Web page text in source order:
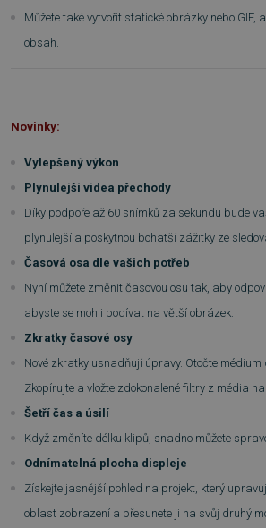
Můžete také vytvořit statické obrázky nebo GIF,
obsah.
Novinky:
Vylepšený výkon
Plynulejší videa přechody
Díky podpoře až 60 snímků za sekundu bude
plynulejší a poskytnou bohatší zážitky ze
Časová osa dle vašich potřeb
Nyní můžete změnit časovou osu tak, aby
abyste se mohli podívat na větší obrázek.
Zkratky časové osy
Nové zkratky usnadňují úpravy. Otočte médium
Zkopírujte a vložte zdokonalené filtry z média na
Šetří čas a úsilí
Když změníte délku klipů, snadno můžete
Odnímatelná plocha displeje
Získejte jasnější pohled na projekt, který
oblast zobrazení a přesunete ji na svůj druhý